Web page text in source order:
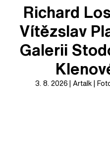
Richard
Vítězslav
Galerii
3. 8. 2026 Artalk